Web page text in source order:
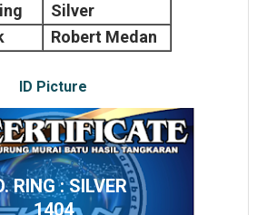
Silver
Robert Medan
ID Picture
RING : SILVER
1404